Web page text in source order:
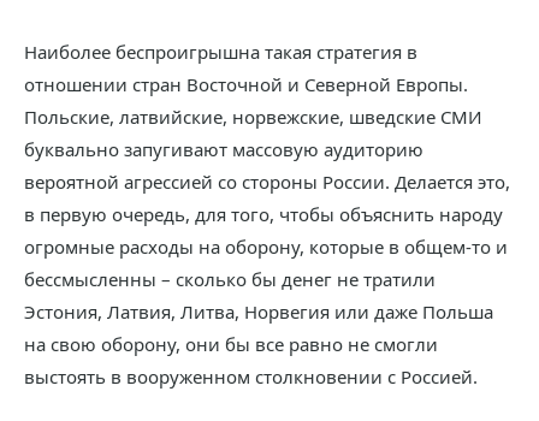
Наиболее беспроигрышна такая стратегия в
отношении стран Восточной и Северной Европы.
Польские, латвийские, норвежские, шведские СМИ
буквально запугивают массовую аудиторию
вероятной агрессией со стороны России. Делается это,
в первую очередь, для того, чтобы объяснить народу
огромные расходы на оборону, которые в общем-то и
бессмысленны – сколько бы денег не тратили
Эстония, Латвия, Литва, Норвегия или даже Польша
на свою оборону, они бы все равно не смогли
выстоять в вооруженном столкновении с Россией.